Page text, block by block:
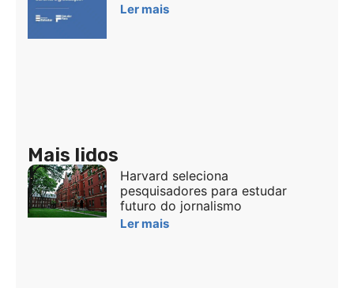
Ler mais
Mais lidos
Harvard seleciona
pesquisadores para estudar
futuro do jornalismo
Ler mais